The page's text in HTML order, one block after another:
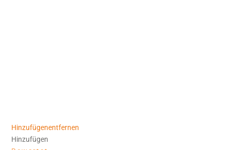
Hinzufügenentfernen
Hinzufügen